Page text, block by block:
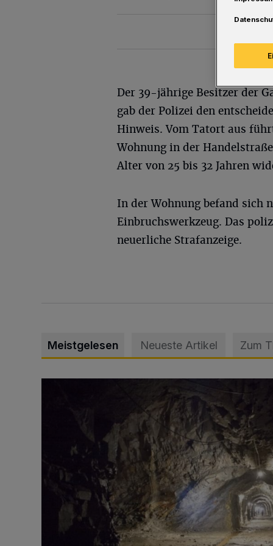
Der 39-jährige Besitzer der
gab der Polizei den
Hinweis. Vom Tatort aus
Wohnung in der
Alter von 25 bis 32 Jahren
In der Wohnung befand sich
Einbruchswerkzeug. Das
neuerliche Strafanzeige.
Meistgelesen Neueste Artikel Zum